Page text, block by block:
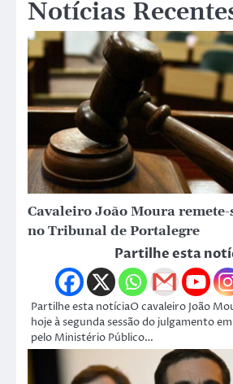
Notícias
Cavaleiro João Moura
no Tribunal de Portalegre
Partilhe esta
Partilhe esta notíciaO cavaleiro João
hoje à segunda sessão do julgamento
pelo Ministério Público…